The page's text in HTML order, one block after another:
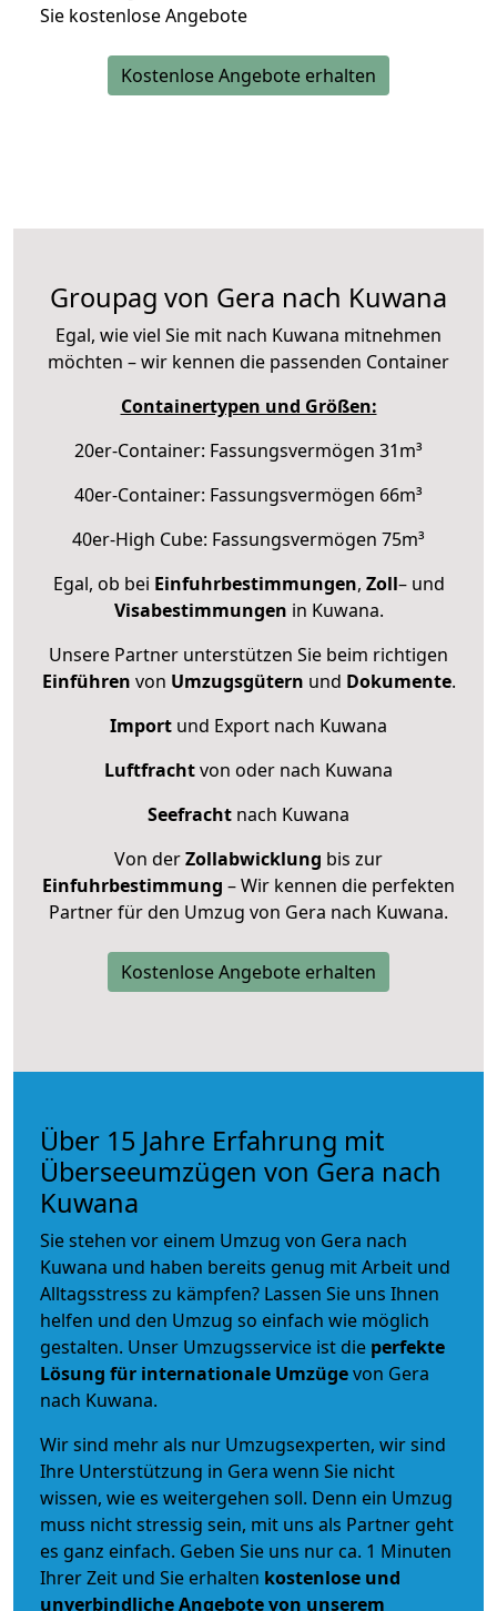
Sie kostenlose Angebote
Kostenlose Angebote erhalten
Groupag von Gera nach Kuwana
Egal, wie viel Sie mit nach Kuwana mitnehmen
möchten – wir kennen die passenden Container
Containertypen und Größen:
20er-Container: Fassungsvermögen 31m³
40er-Container: Fassungsvermögen 66m³
40er-High Cube: Fassungsvermögen 75m³
Egal, ob bei Einfuhrbestimmungen, Zoll– und
Visabestimmungen in Kuwana.
Unsere Partner unterstützen Sie beim richtigen
Einführen von Umzugsgütern und Dokumente.
Import und Export nach Kuwana
Luftfrachtvon oder nach Kuwana
Seefracht nach Kuwana
Von derZollabwicklung bis zur
Einfuhrbestimmung – Wir kennen die perfekten
Partner für den Umzug von Gera nach Kuwana.
Kostenlose Angebote erhalten
Über 15 Jahre Erfahrung mit
Überseeumzügen von Gera nach
Kuwana
Sie stehen vor einem Umzug von Gera nach
Kuwana und haben bereits genug mit Arbeit und
Alltagsstress zu kämpfen? Lassen Sie uns Ihnen
helfen und den Umzug so einfach wie möglich
gestalten. Unser Umzugsservice ist die perfekte
Lösung für internationale Umzügevon Gera
nach Kuwana.
Wir sind mehr als nur Umzugsexperten, wir sind
Ihre Unterstützung in Gera wenn Sie nicht
wissen, wie es weitergehen soll. Denn ein Umzug
muss nicht stressig sein, mit uns als Partner geht
es ganz einfach. Geben Sie uns nur ca. 1 Minuten
Ihrer Zeit und Sie erhalten kostenlose und
unverbindlicheAngebote von unserem